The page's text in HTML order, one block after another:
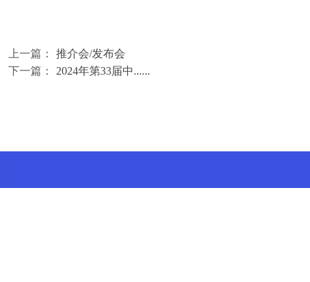
上一篇：
推介会/发布会
下一篇：
2024年第33届中......